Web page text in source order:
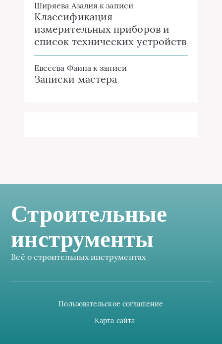
Ширяева Азалия к записи
Классификация
измерительных приборов и
список технических устройств
Евсеева Фаина к записи
Записки мастера
Строительные
инструменты
Всё о строительных инструментах
Пользовательское соглашение
Карта сайта